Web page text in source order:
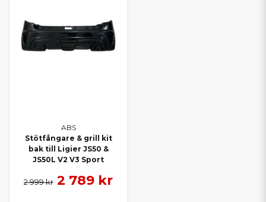
ABS
Stötfångare & grill kit
bak till Ligier JS50 &
JS50L V2 V3 Sport
2 999 kr 2 789 kr